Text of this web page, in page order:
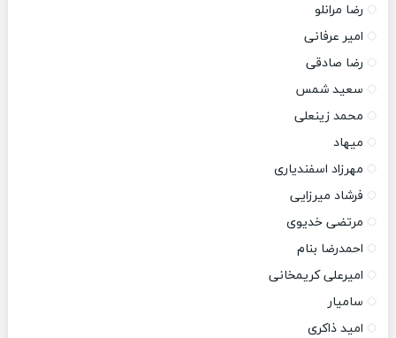
رضا مرانلو
امیر عرفانی
رضا صادقی
سعید شمس
محمد زینعلی
میهاد
مهرزاد اسفندیاری
فرشاد میرزایی
مرتضی خدیوی
احمدرضا بنام
امیرعلی کریمخانی
سامیار
امید ذاکری